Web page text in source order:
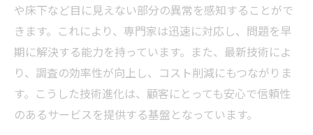
や床下など目に見えない部分の異常を感知することがで
きます。これにより、専門家は迅速に対応し、問題を早
期に解決する能力を持っています。また、最新技術によ
り、調査の効率性が向上し、コスト削減にもつながりま
す。こうした技術進化は、顧客にとっても安心で信頼性
のあるサービスを提供する基盤となっています。